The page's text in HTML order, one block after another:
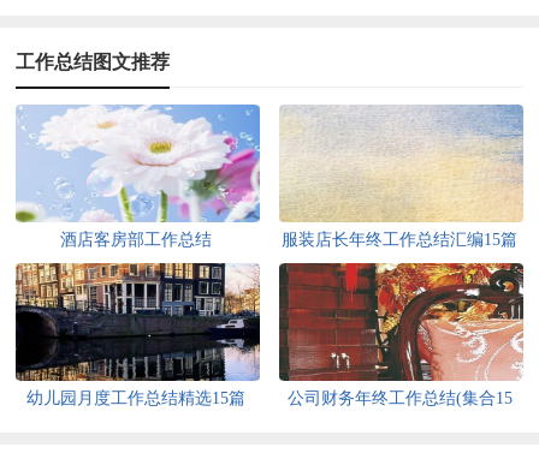
工作总结图文推荐
酒店客房部工作总结 服装店长年终工作总结汇编15篇
幼儿园月度工作总结精选15篇
公司财务年终工作总结(集合15